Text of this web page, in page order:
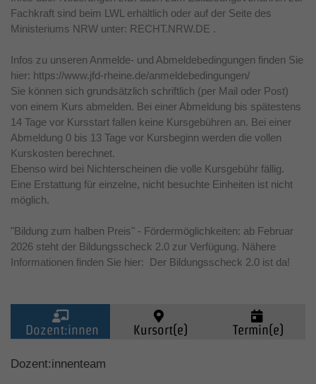
Fachkraft sind beim LWL erhältlich oder auf der Seite des
Ministeriums NRW unter: RECHT.NRW.DE .
Infos zu unseren Anmelde- und Abmeldebedingungen finden Sie
hier: https://www.jfd-rheine.de/anmeldebedingungen/
Sie können sich grundsätzlich schriftlich (per Mail oder Post)
von einem Kurs abmelden. Bei einer Abmeldung bis spätestens
14 Tage vor Kursstart fallen keine Kursgebühren an. Bei einer
Abmeldung 0 bis 13 Tage vor Kursbeginn werden die vollen
Kurskosten berechnet.
Ebenso wird bei Nichterscheinen die volle Kursgebühr fällig.
Eine Erstattung für einzelne, nicht besuchte Einheiten ist nicht
möglich.
"Bildung zum halben Preis" - Fördermöglichkeiten: ab Februar
2026 steht der Bildungsscheck 2.0 zur Verfügung. Nähere
Informationen finden Sie hier: Der Bildungsscheck 2.0 ist da!
Dozent:innen Kursort(e) Termin(e)
Kinder (0-6)
Dozent:innenteam